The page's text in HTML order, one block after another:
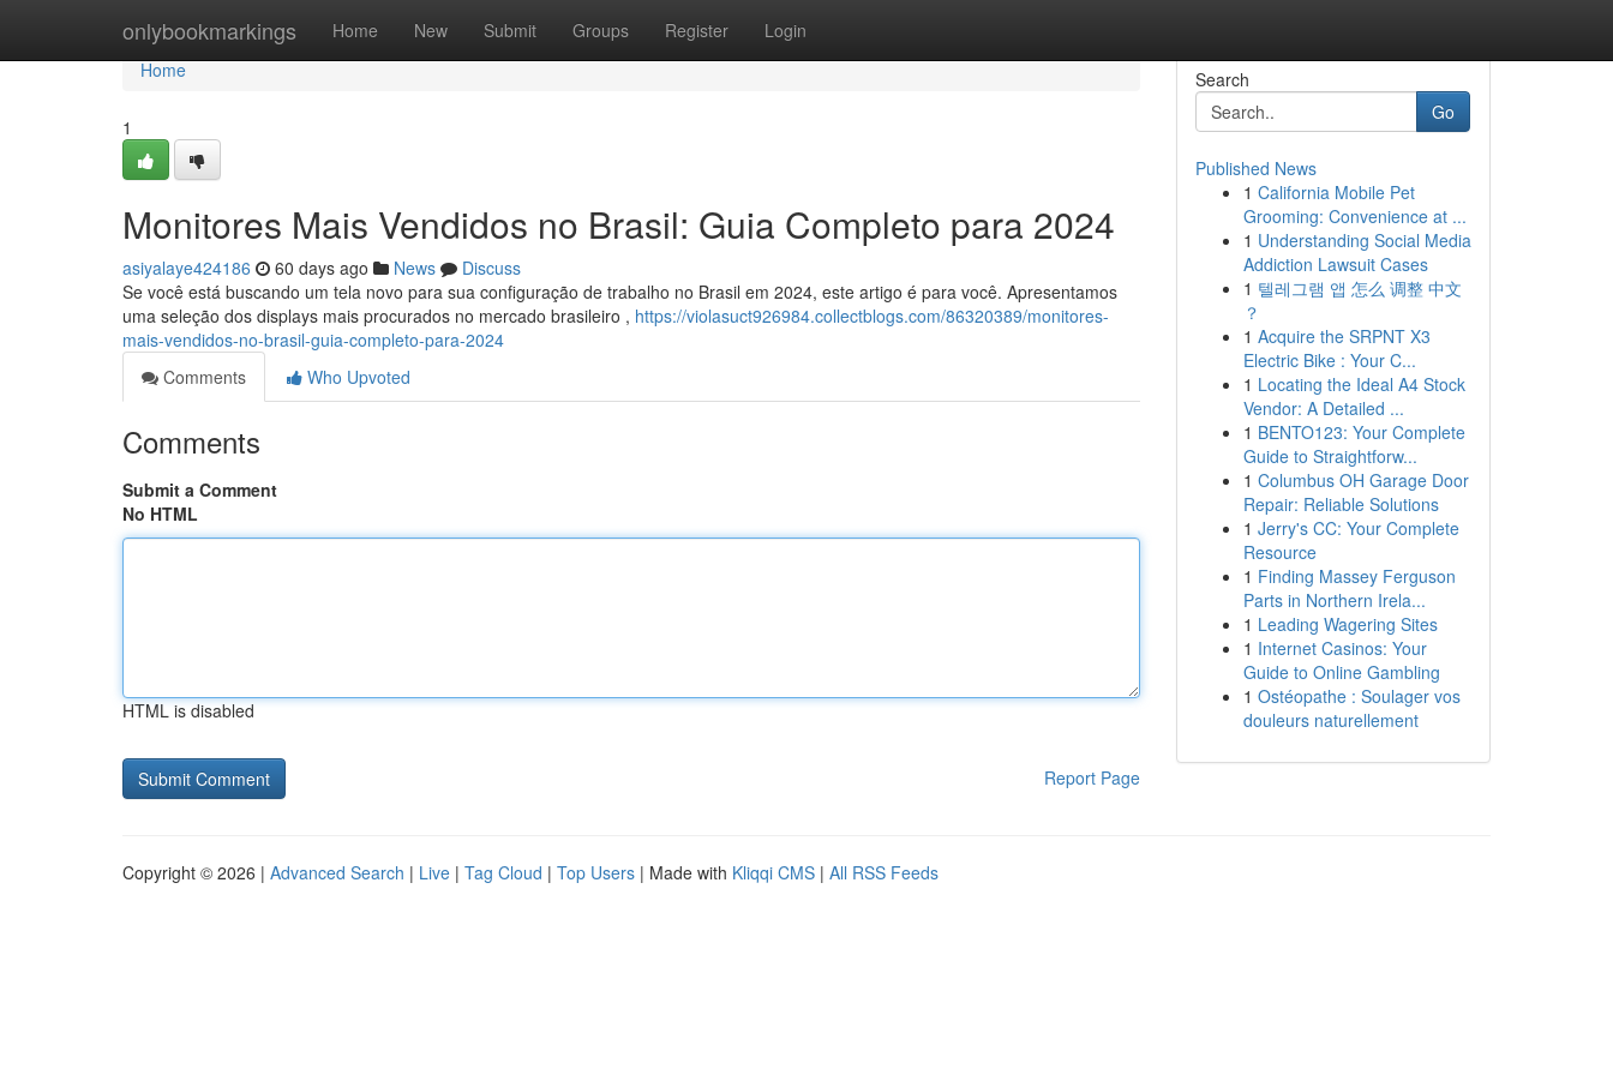
onlybookmarkings Home New Submit Groups Register Login
Home
Home
1
Monitores Mais Vendidos no Brasil: Guia Completo para 2024
asiyalaye424186 60 days ago News
Discuss
Se você está buscando um tela novo para sua configuração de trabalho no Brasil em 2024, este artigo é para você. Apresentamos
uma seleção dos displays mais procurados no mercado brasileiro , https://violasuct926984.collectblogs.com/86320389/monitores-
mais-vendidos-no-brasil-guia-completo-para-2024
Comments
Who Upvoted
Comments
Submit a Comment
No HTML
HTML is disabled
Report Page
Search
Go
Published News
1 California Mobile Pet
Grooming: Convenience at ...
1 Understanding Social Media
Addiction Lawsuit Cases
1 텔레그램 앱 怎么 调整 中文
？
1 Acquire the SRPNT X3
Electric Bike : Your C...
1 Locating the Ideal A4 Stock
Vendor: A Detailed ...
1 BENTO123: Your Complete
Guide to Straightforw...
1 Columbus OH Garage Door
Repair: Reliable Solutions
1 Jerry's CC: Your Complete
Resource
1 Finding Massey Ferguson
Parts in Northern Irela...
1 Leading Wagering Sites
1 Internet Casinos: Your
Guide to Online Gambling
1 Ostéopathe : Soulager vos
douleurs naturellement
Copyright © 2026 | Advanced Search | Live | Tag Cloud | Top Users | Made with Kliqqi CMS | All RSS Feeds